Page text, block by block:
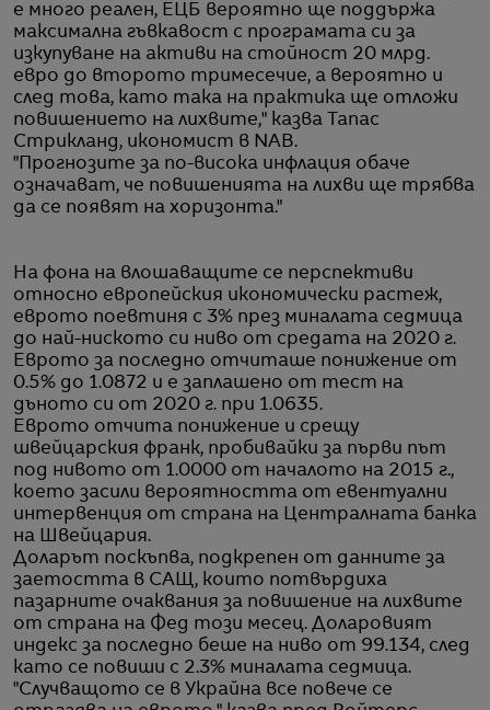
е много реален, ЕЦБ вероятно ще поддържа
максимална гъвкавост с програмата си за
изкупуване на активи на стойност 20 млрд.
евро до второто тримесечие, а вероятно и
след това, като така на практика ще отложи
повишението на лихвите," казва Тапас
Стрикланд, икономист в NAB.
"Прогнозите за по-висока инфлация обаче
означават, че повишенията на лихви ще трябва
да се появят на хоризонта."
На фона на влошаващите се перспективи
относно европейския икономически растеж,
еврото поевтиня с 3% през миналата седмица
до най-ниското си ниво от средата на 2020 г.
Еврото за последно отчиташе понижение от
0.5% до 1.0872 и е заплашено от тест на
дъното си от 2020 г. при 1.0635.
Еврото отчита понижение и срещу
швейцарския франк, пробивайки за първи път
под нивото от 1.0000 от началото на 2015 г.,
което засили вероятността от евентуални
интервенция от страна на Централната банка
на Швейцария.
Доларът поскъпва, подкрепен от данните за
заетостта в САЩ, които потвърдиха
пазарните очаквания за повишение на лихвите
от страна на Фед този месец. Доларовият
индекс за последно беше на ниво от 99.134, след
като се повиши с 2.3% миналата седмица.
"Случващото се в Украйна все повече се